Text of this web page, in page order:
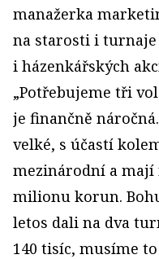
manažerka
na starosti i turnaje
i házenkářských
„Potřebujeme tři
je finančně
velké, s účastí
mezinárodní a mají
milionu korun.
letos dali na dva
140 tisíc, musíme